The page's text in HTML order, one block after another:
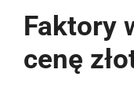
Faktory
cenę